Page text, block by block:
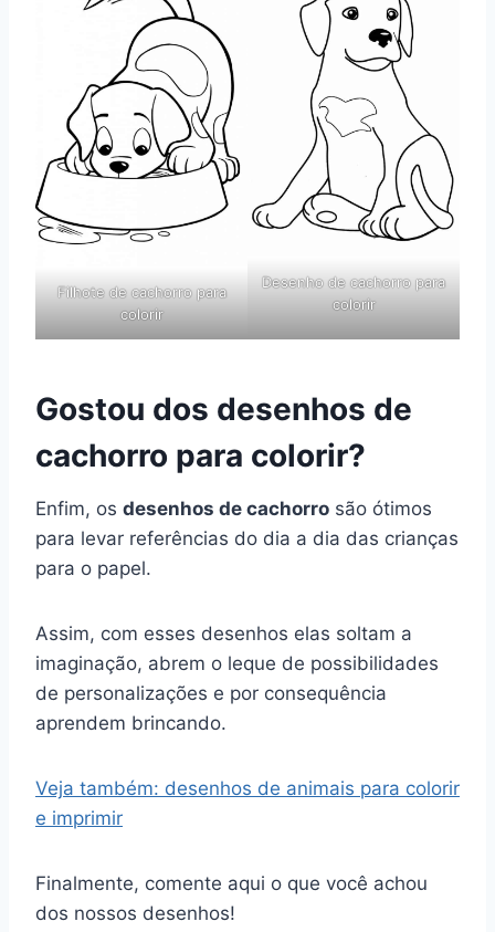
Filhote de cachorro para
colorir
Desenho de cachorro para
colorir
Gostou dos desenhos de
cachorro para colorir?
Enfim, os desenhos de cachorro são ótimos
para levar referências do dia a dia das crianças
para o papel.
Assim, com esses desenhos elas soltam a
imaginação, abrem o leque de possibilidades
de personalizações e por consequência
aprendem brincando.
Veja também: desenhos de animais para colorir
e imprimir
Finalmente, comente aqui o que você achou
dos nossos desenhos!